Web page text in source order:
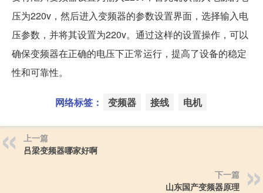
压为220v，然后进入变频器的参数设置界面，选择输入电
压参数，并将其设置为220v。通过这样的设置操作，可以
确保变频器在正确的电压下正常运行，提高了设备的稳定
性和可靠性。
网络标签： 变频器 接线 电机
上一篇
吕梁变频器哪家好啊
下一篇
山东国产变频器原理